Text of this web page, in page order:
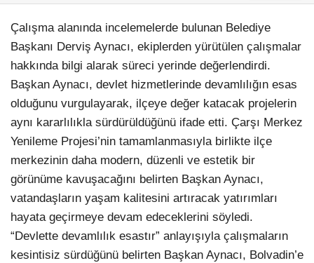
Çalışma alanında incelemelerde bulunan Belediye
Başkanı Derviş Aynacı, ekiplerden yürütülen çalışmalar
hakkında bilgi alarak süreci yerinde değerlendirdi.
Başkan Aynacı, devlet hizmetlerinde devamlılığın esas
olduğunu vurgulayarak, ilçeye değer katacak projelerin
aynı kararlılıkla sürdürüldüğünü ifade etti. Çarşı Merkez
Yenileme Projesi’nin tamamlanmasıyla birlikte ilçe
merkezinin daha modern, düzenli ve estetik bir
görünüme kavuşacağını belirten Başkan Aynacı,
vatandaşların yaşam kalitesini artıracak yatırımları
hayata geçirmeye devam edeceklerini söyledi.
“Devlette devamlılık esastır” anlayışıyla çalışmaların
kesintisiz sürdüğünü belirten Başkan Aynacı, Bolvadin’e